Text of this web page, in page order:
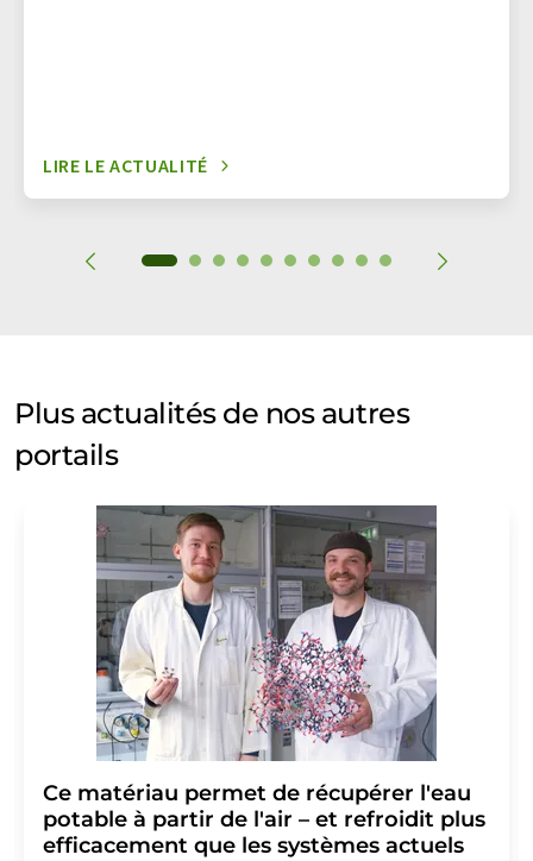
LIRE LE ACTUALITÉ
Plus actualités de nos autres
portails
Ce matériau permet de récupérer l'eau
potable à partir de l'air – et refroidit plus
efficacement que les systèmes actuels